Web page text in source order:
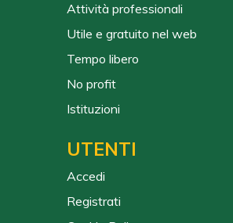
Attività professionali
Utile e gratuito nel web
Tempo libero
No profit
Istituzioni
UTENTI
Accedi
Registrati